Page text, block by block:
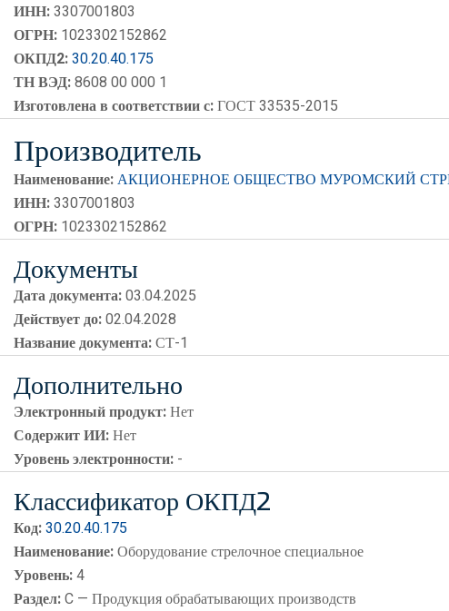
ИНН:3307001803
ОГРН: 1023302152862
ОКПД2:30.20.40.175
ТН ВЭД:8608 00 000 1
Изготовлена в соответствии с:ГОСТ 33535-2015
Производитель
Наименование:АКЦИОНЕРНОЕ ОБЩЕСТВО МУРОМСКИЙ
ИНН:3307001803
ОГРН: 1023302152862
Документы
Дата документа:03.04.2025
Действует до:02.04.2028
Название документа:СТ-1
Дополнительно
Электронный продукт:Нет
Содержит ИИ:Нет
Уровень электронности: -
Классификатор ОКПД2
Код:30.20.40.175
Наименование:Оборудование стрелочное специальное
Уровень:4
Раздел:C — Продукция обрабатывающих производств